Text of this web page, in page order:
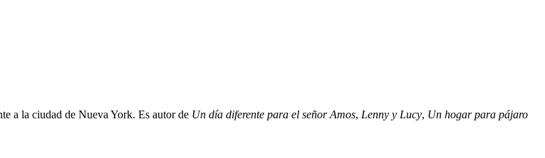
a la ciudad de Nueva York. Es autor de Un día diferente para el señor Amos, Lenny y Lucy, Un hogar para pájaro